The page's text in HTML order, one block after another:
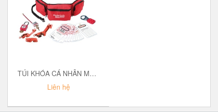
TÚI KHÓA CÁ NHÂN MASTER LOCK 1456E410
Liên hệ